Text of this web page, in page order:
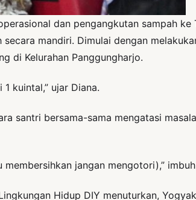
dan pengangkutan sampah ke
mandiri. Dimulai dengan
di Kelurahan Panggungharjo.
kuintal,” ujar Diana.
santri bersama-sama mengatasi
membersihkan jangan mengotori),”
Hidup DIY menuturkan,